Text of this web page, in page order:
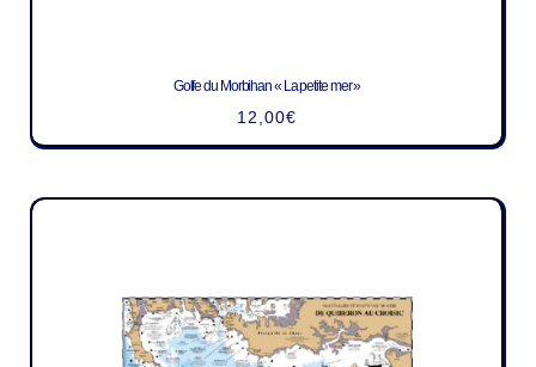
Golfe du Morbihan « La petite mer »
12,00€